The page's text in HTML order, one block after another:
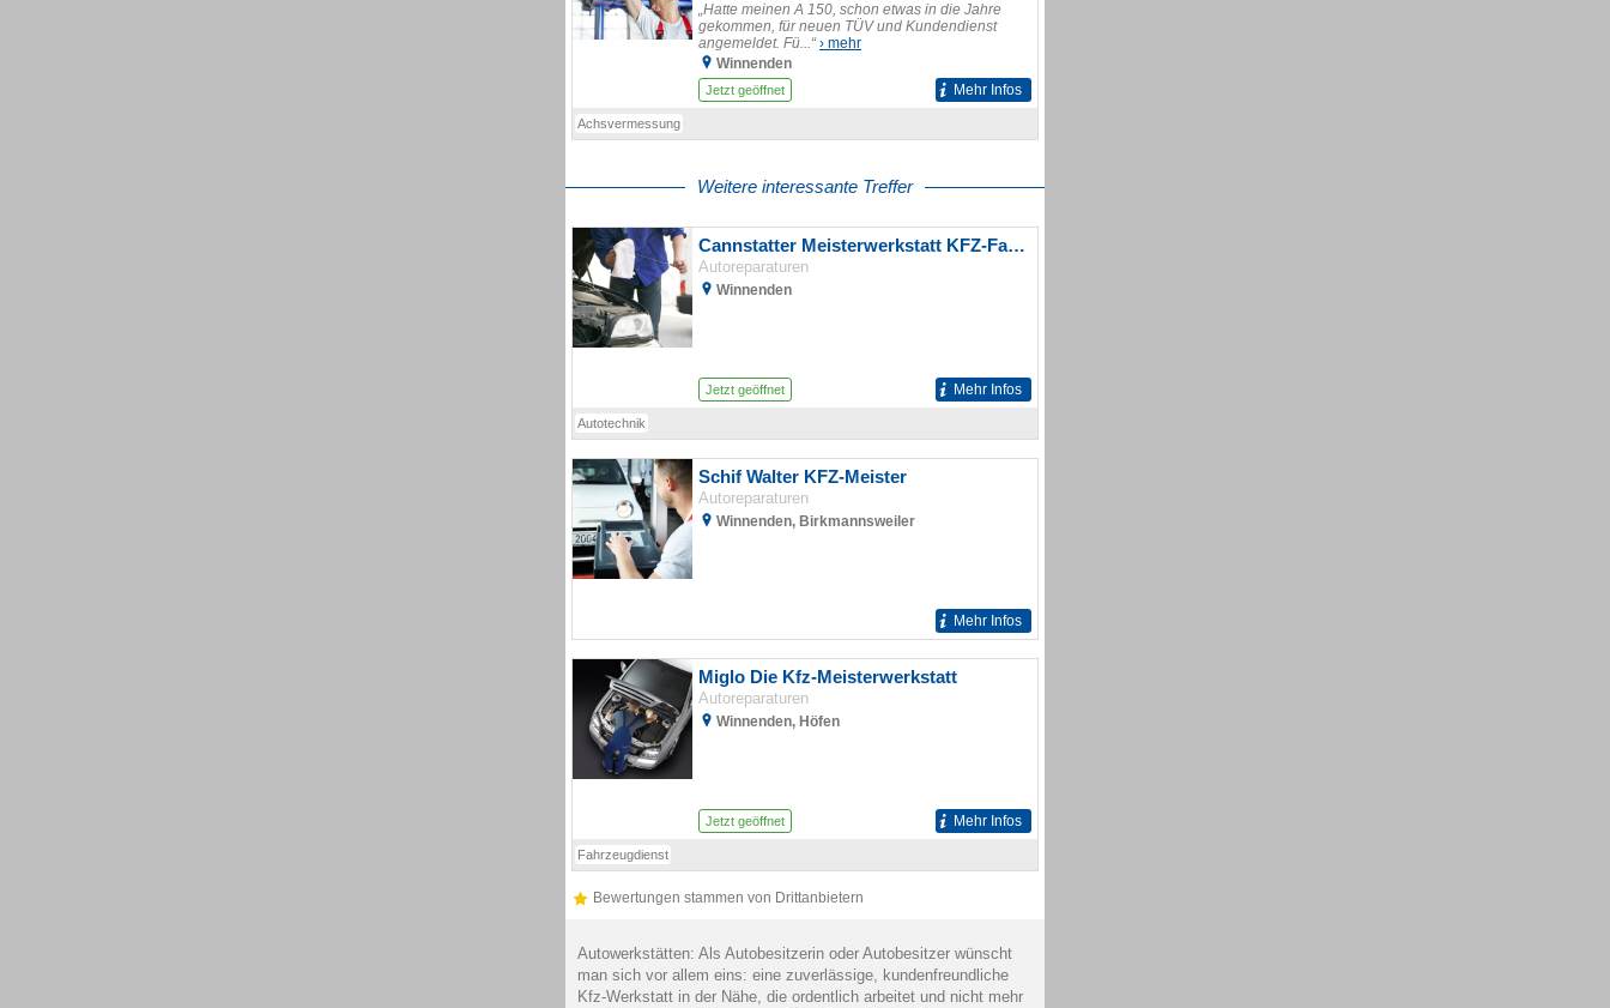
„Hatte meinen A 150, schon etwas in die Jahre
gekommen, für neuen TÜV und Kundendienst
angemeldet. Fü...“› mehr
Winnenden
Jetzt geöffnet Mehr Infos
Achsvermessung
Weitere interessante Treffer
Cannstatter Meisterwerkstatt KFZ-Fachwerkstatt
Autoreparaturen
Winnenden
Jetzt geöffnet Mehr Infos
Autotechnik
Schif Walter KFZ-Meister
Autoreparaturen
Winnenden, Birkmannsweiler
Mehr Infos
Miglo Die Kfz-Meisterwerkstatt
Autoreparaturen
Winnenden, Höfen
Jetzt geöffnet Mehr Infos
Fahrzeugdienst
Bewertungen stammen von Drittanbietern
Autowerkstätten: Als Autobesitzerin oder Autobesitzer wünscht
man sich vor allem eins: eine zuverlässige, kundenfreundliche
Kfz-Werkstatt in der Nähe, die ordentlich arbeitet und nicht mehr